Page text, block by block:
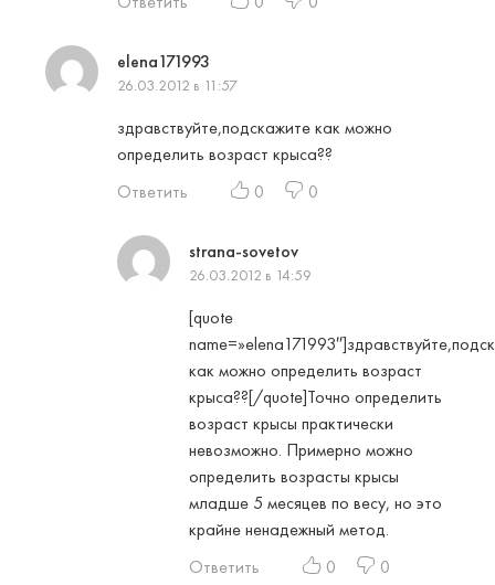
elena171993
26.03.2012 в 11:57
здравствуйте,подскажите как можно
определить возраст крыса??
Ответить
0 0
strana-sovetov
26.03.2012 в 14:59
[quote
как можно определить возраст
крыса??[/quote]Точно определить
возраст крысы практически
невозможно. Примерно можно
определить возрасты крысы
младше 5 месяцев по весу, но это
крайне ненадежный метод.
Ответить
0 0